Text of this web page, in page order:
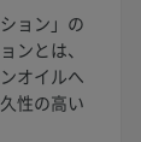
ョン」の
ンとは、
オイルへ
性の高い